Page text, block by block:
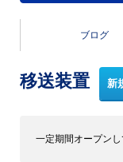
ブログ
移送装置
一定期間オープン